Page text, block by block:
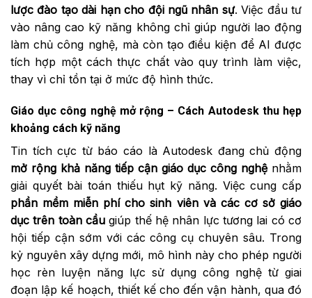
lược đào tạo dài hạn cho đội ngũ nhân sự. Việc đầu tư
vào nâng cao kỹ năng không chỉ giúp người lao động
làm chủ công nghệ, mà còn tạo điều kiện để AI được
tích hợp một cách thực chất vào quy trình làm việc,
thay vì chỉ tồn tại ở mức độ hình thức.
Giáo dục công nghệ mở rộng – Cách Autodesk thu hẹp
khoảng cách kỹ năng
Tin tích cực từ báo cáo là Autodesk đang chủ động
mở rộng khả năng tiếp cận giáo dục công nghệnhằm
giải quyết bài toán thiếu hụt kỹ năng. Việc cung cấp
phần mềm miễn phí cho sinh viên và các cơ sở giáo
dục trên toàn cầu giúp thế hệ nhân lực tương lai có cơ
hội tiếp cận sớm với các công cụ chuyên sâu. Trong
kỷ nguyên xây dựng mới, mô hình này cho phép người
học rèn luyện năng lực sử dụng công nghệ từ giai
đoạn lập kế hoạch, thiết kế cho đến vận hành, qua đó